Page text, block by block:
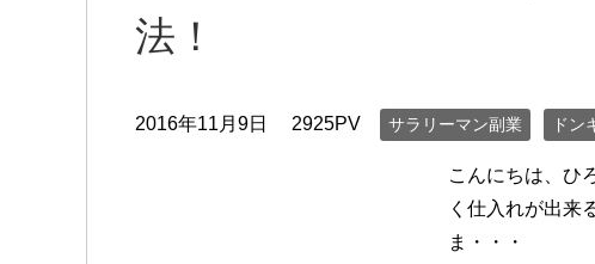
法！
2016年11月9日 2925PV サラリーマン副業 ドン
こんにちは、ひ
く仕入れが出来
ま・・・